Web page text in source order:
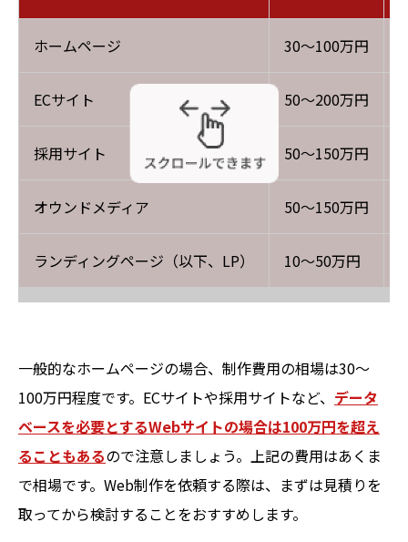
ホームページ 30～100万円
ECサイト 50～200万円
採用サイト 50～150万円
オウンドメディア 50～150万円
ランディングページ（以下、LP） 10～50万円
一般的なホームページの場合、制作費用の相場は30～
100万円程度です。ECサイトや採用サイトなど、 データ
ベースを必要とするWebサイトの場合は100万円を超え
ることもあるので注意しましょう。上記の費用はあくま
で相場です。Web制作を依頼する際は、まずは見積りを
取ってから検討することをおすすめします。